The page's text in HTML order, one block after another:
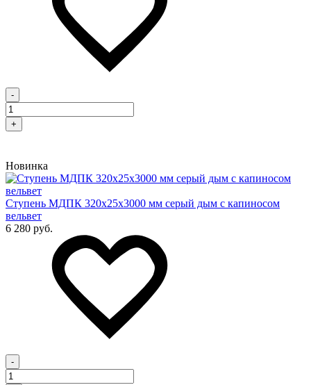
-
+
Новинка
Cтупень МДПК 320х25х3000 мм серый дым с капиносом
вельвет
6 280 руб.
-